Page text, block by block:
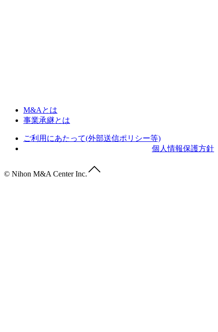
M&Aとは
事業承継とは
ご利用にあたって(外部送信ポリシー等)
個人情報保護方針
© Nihon M&A Center Inc.